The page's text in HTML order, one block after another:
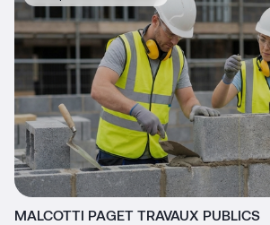
MALCOTTI PAGET TRAVAUX PUBLICS